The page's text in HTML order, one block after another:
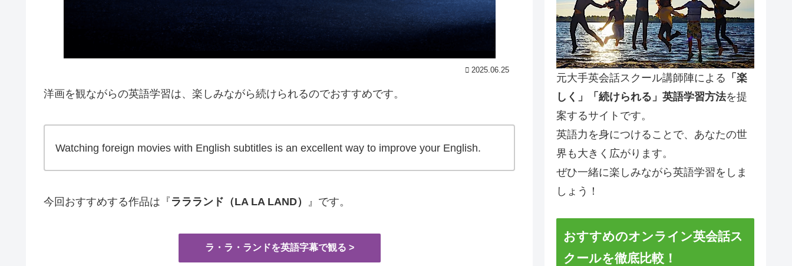
2025.06.25
洋画を観ながらの英語学習は、楽しみながら続けられるのでおすすめです。
Watching foreign movies with English subtitles is an excellent way to improve your English.
今回おすすめする作品は『 ララランド（LA LA LAND） 』です。
ラ・ラ・ランドを英語字幕で観る >
元大手英会話スクール講師陣による 「楽
しく」「続けられる」英語学習方法を提
案するサイトです。
英語力を身につけることで、あなたの世
界も大きく広がります。
ぜひ一緒に楽しみながら英語学習をしま
しょう！
おすすめのオンライン英会話ス
クールを徹底比較！